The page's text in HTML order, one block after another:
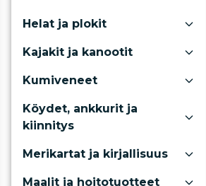
Helat ja plokit
Kajakit ja kanootit
Kumiveneet
Köydet, ankkurit ja
kiinnitys
Merikartat ja kirjallisuus
Maalit ja hoitotuotteet